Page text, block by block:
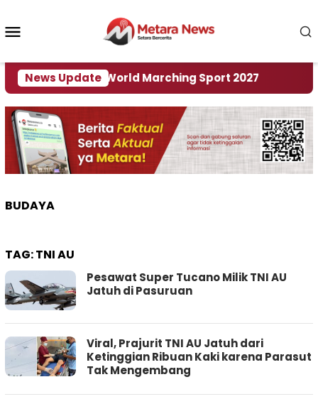
konten
News Update
Rumah World Marching Sport 2027
BUDAYA
TAG:TNI AU
Pesawat Super Tucano Milik TNI AU
Jatuh di Pasuruan
Viral, Prajurit TNI AU Jatuh dari
Ketinggian Ribuan Kaki karena Parasut
Tak Mengembang